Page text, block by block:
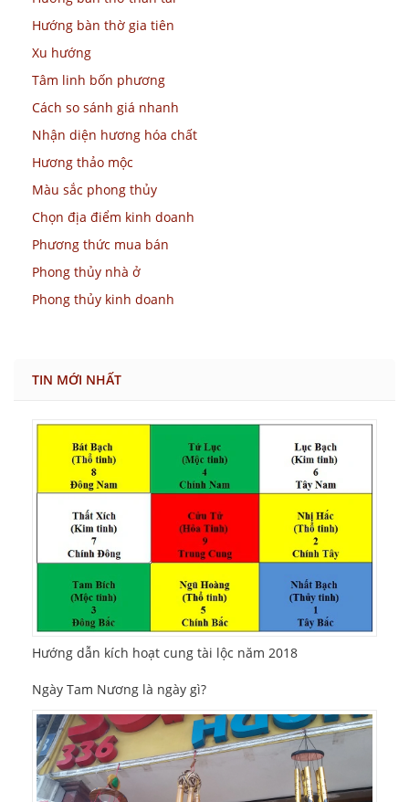
Hướng bàn thờ gia tiên
Xu hướng
Tâm linh bốn phương
Cách so sánh giá nhanh
Nhận diện hương hóa chất
Hương thảo mộc
Màu sắc phong thủy
Chọn địa điểm kinh doanh
Phương thức mua bán
Phong thủy nhà ở
Phong thủy kinh doanh
TIN MỚI NHẤT
Hướng dẫn kích hoạt cung tài lộc năm 2018
Ngày Tam Nương là ngày gì?